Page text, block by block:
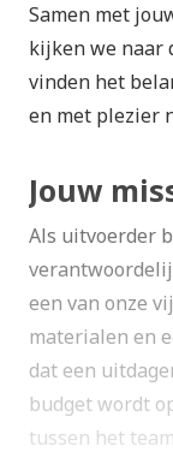
Samen met
kijken we naar
vinden het
en met plezier
Jouw
Als uitvoerder
een van onze
materialen en
dat een
budget wordt
tussen het